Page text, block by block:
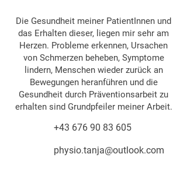
Die Gesundheit meiner PatientInnen und
das Erhalten dieser, liegen mir sehr am
Herzen. Probleme erkennen, Ursachen
von Schmerzen beheben, Symptome
lindern, Menschen wieder zurück an
Bewegungen heranführen und die
Gesundheit durch Präventionsarbeit zu
erhalten sind Grundpfeiler meiner Arbeit.
+43 676 90 83 605
physio.tanja@outlook.com